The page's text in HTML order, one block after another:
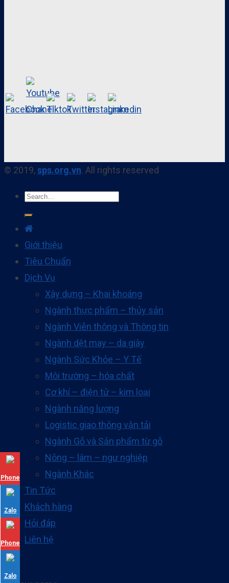
© 2019,sps.org.vn. All rights reserved
Giới thiệu
Tiêu Chuẩn
Dịch Vụ
Xây dựng – Khai khoáng
Ngành thực phẩm – thủy sản
Ngành Viễn thông và Thông tin
Ngành dệt may – da giày
Ngành Sức Khỏe – Y Tế
Môi trường – hóa chất
Cơ khí – điện tử – kim loại
Ngành năng lượng
Logistic giao thông vận tải
Ngành Gỗ và Sản phẩm từ gỗ
Nông – lâm – ngư nghiệp
Ngành Khác
Tin Tức
Khách hàng
Hỏi đáp
Liên hệ
Phone
Zalo
Phone
Zalo